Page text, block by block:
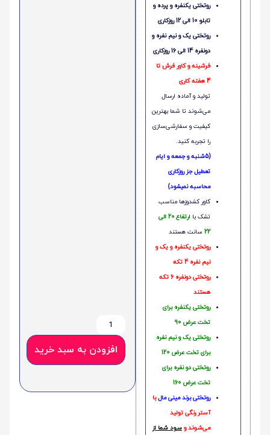
روتختی یکنفره و پرده و
تابلو 10 الی 12 روزکاری
روتختی یک و نیم نفره و
دونفره 14 الی 16 روزکاری
فرشینه و کاور فرش تا
4 هفته کاری
تولید و آماده ارسال
می‌شوند تا شما بهترین
کیفیت و سفارشی‌سازی
را تجربه کنید.
(5شنبه و جمعه و ایام
تعطیل جز روزکاری
محاسبه نمیشود)
کاور کشدوزها مناسب
تشک با ا
رتفاع 20 الی
22 سانت هستند
روتختی یکنفره و یک و
نیم نفره 4 تکه
روتختی دونفره 6 تکه
هستند
روتختی یکنفره برای
تخت عرض 90
روتختی یک و نیم نفره
برای تخت عرض 120
روتختی دو نفره برای
تخت عرض 160
روتختی‌ برند مینی مالبا
آستر رنگی تولید
می‌شوند و سود شما از
افزودن به سبد خرید